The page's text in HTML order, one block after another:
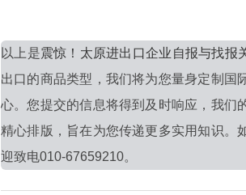
以上是震惊！太原进出口企业自报与找报
出口的商品类型，我们将为您量身定制国
心。您提交的信息将得到及时响应，我们
精心排版，旨在为您传递更多实用知识。
迎致电010-67659210。